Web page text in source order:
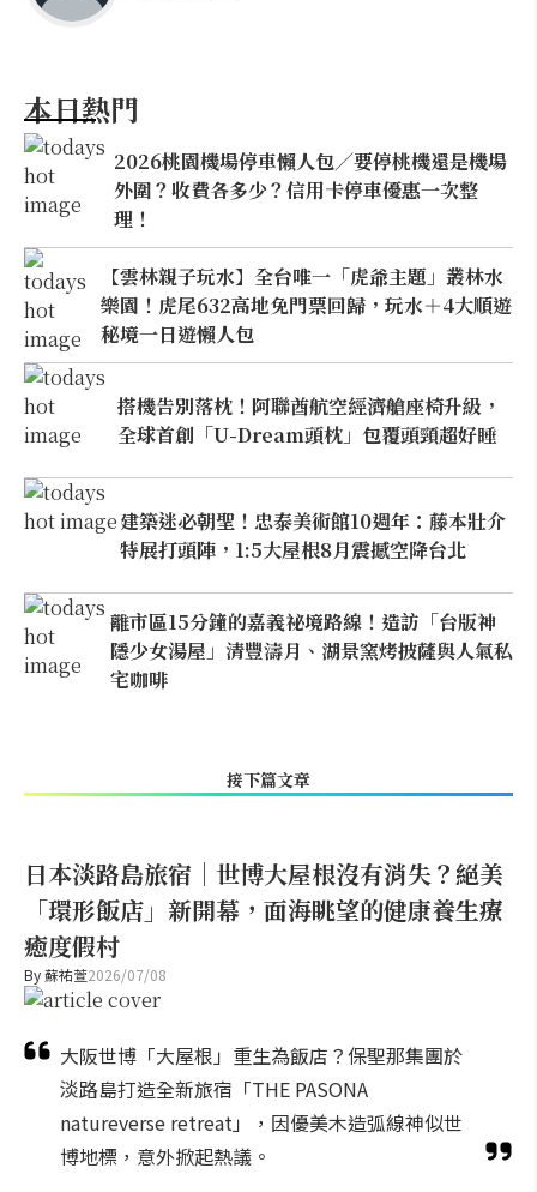
本日熱門
2026桃園機場停車懶人包／要停桃機還是機場
外圍？收費各多少？信用卡停車優惠一次整
理！
【雲林親子玩水】全台唯一「虎爺主題」叢林水
樂園！虎尾632高地免門票回歸，玩水＋4大順遊
秘境一日遊懶人包
搭機告別落枕！阿聯酋航空經濟艙座椅升級，
全球首創「U-Dream頭枕」包覆頭頸超好睡
建築迷必朝聖！忠泰美術館10週年：藤本壯介
特展打頭陣，1:5大屋根8月震撼空降台北
離市區15分鐘的嘉義祕境路線！造訪「台版神
隱少女湯屋」清豐濤月、湖景窯烤披薩與人氣私
宅咖啡
接下篇文章
日本淡路島旅宿｜世博大屋根沒有消失？絕美
「環形飯店」新開幕，面海眺望的健康養生療
癒度假村
By蘇祐萱2026/07/08
大阪世博「大屋根」重生為飯店？保聖那集團於
淡路島打造全新旅宿「THE PASONA
natureverse retreat」，因優美木造弧線神似世
博地標，意外掀起熱議。